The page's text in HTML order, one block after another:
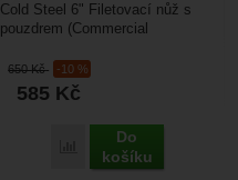
650Kč -10 %
585 Kč
Porovnat
Do
košíku
Cold Steel 6" Filetovací nůž s
pouzdrem (Commercial
filetování, je specifická...